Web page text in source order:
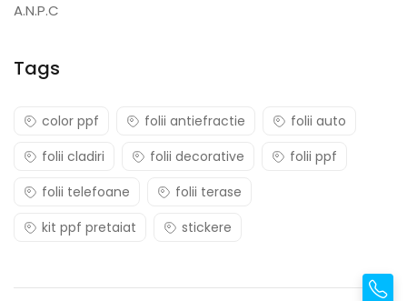
A.N.P.C
Tags
color ppf folii antiefractie
folii auto
folii cladiri
folii decorative
folii ppf
folii telefoane
folii terase
kit ppf pretaiat
stickere